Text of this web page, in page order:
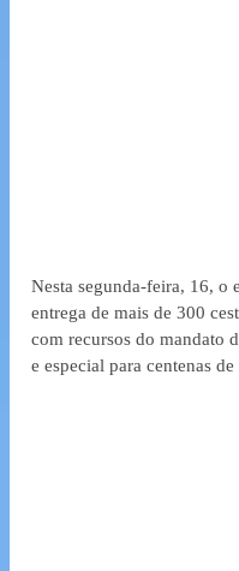
Nesta segunda-feira, 16,
entrega de mais de 300
com recursos do mandato
e especial para centenas de